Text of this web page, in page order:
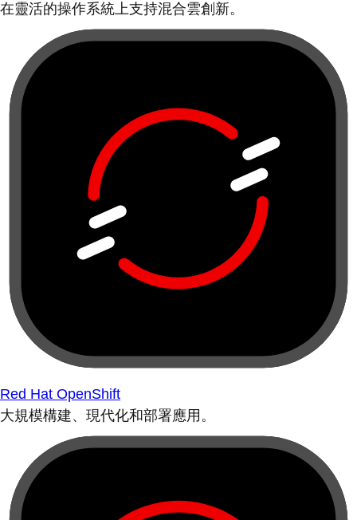
在靈活的操作系統上支持混合雲創新。
Red Hat OpenShift
大規模構建、現代化和部署應用。